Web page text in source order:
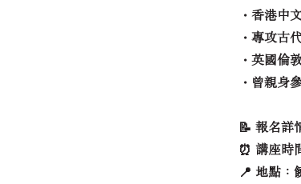
・香港中
・專攻古
・英國倫
・曾親身
📝 報名詳
⏰ 講座時
📍 地點：